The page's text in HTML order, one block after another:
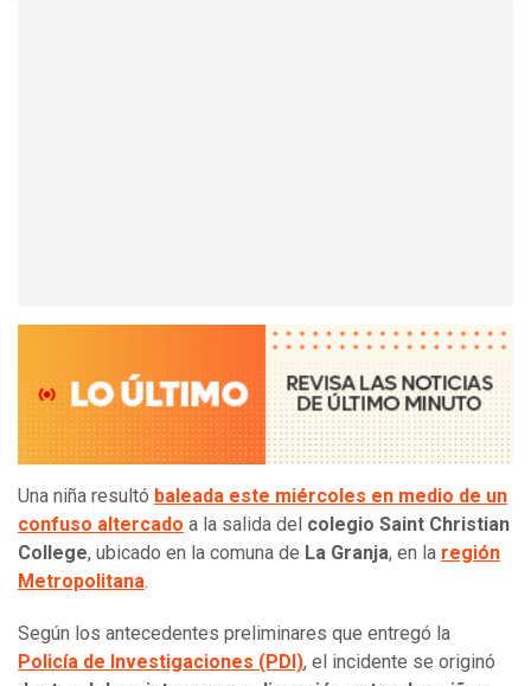
Una niña resultó baleada este miércoles en medio de un
confuso altercado a la salida del colegio Saint Christian
College, ubicado en la comuna de La Granja, en la región
Metropolitana.
Según los antecedentes preliminares que entregó la
Policía de Investigaciones (PDI), el incidente se originó